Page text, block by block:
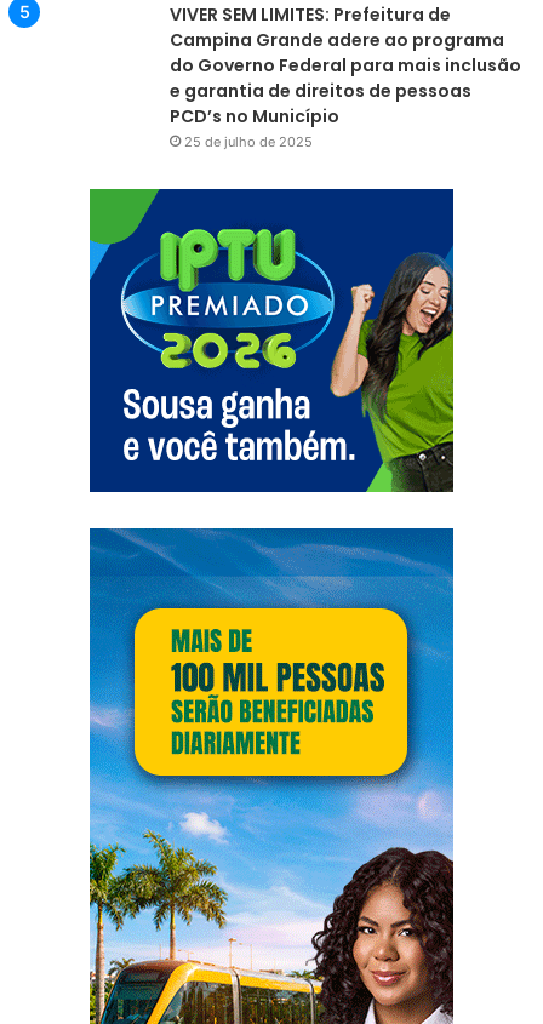
VIVER SEM LIMITES: Prefeitura de
Campina Grande adere ao programa
do Governo Federal para mais inclusão
e garantia de direitos de pessoas
PCD’s no Município
25 de julho de 2025